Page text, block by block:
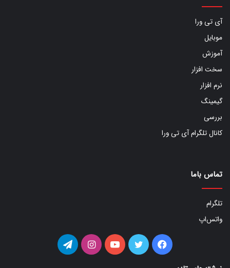
آی تی ورا
موبایل
آموزش
سخت افزار
نرم افزار
گیمینگ
بررسی
کانال تلگرام آی تی ورا
تماس باما
تلگرام
واتس‌اپ
فیس توییتر یوتیوب اینستاگرامتلگرام